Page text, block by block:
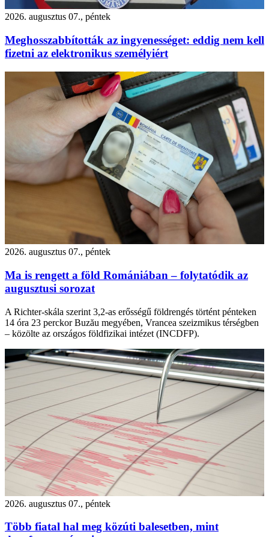
2026. augusztus 07., péntek
Meghosszabbították az ingyenességet: eddig nem kell
fizetni az elektronikus személyiért
2026. augusztus 07., péntek
Ma is rengett a föld Romániában – folytatódik az
augusztusi sorozat
A Richter-skála szerint 3,2-as erősségű földrengés történt pénteken
14 óra 23 perckor Buzău megyében, Vrancea szeizmikus térségben
– közölte az országos földfizikai intézet (INCDFP).
2026. augusztus 07., péntek
Több fiatal hal meg közúti balesetben, mint